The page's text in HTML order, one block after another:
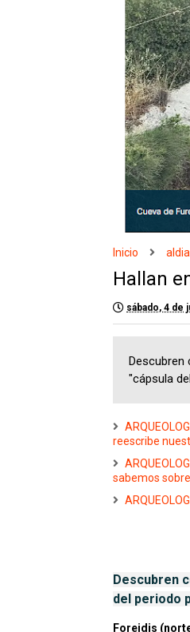
Inicio aldia
Hallan
sábado, 4 de
Descubren
"cápsula
reescribe
sabemos
Descubren
del periodo
Foreidis